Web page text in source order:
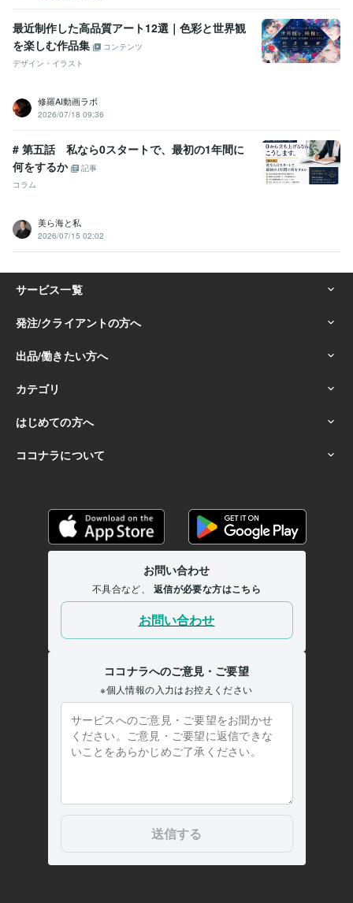
最近制作した高品質アート12選｜色彩と世界観
を楽しむ作品集
コンテンツ
デザイン・イラスト
修羅AI動画ラボ
2026/07/18 09:36
# 第五話 私なら0スタートで、最初の1年間に
何をするか
記事
コラム
美ら海と私
2026/07/15 02:02